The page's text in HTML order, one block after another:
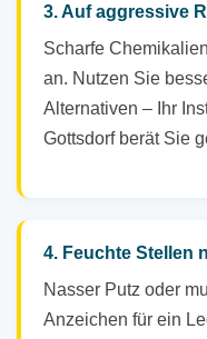
3. Auf aggressive
Scharfe
an. Nutzen Sie
Alternativen – Ihr
Gottsdorf berät Sie
4. Feuchte Stellen
Nasser Putz oder
Anzeichen für ein